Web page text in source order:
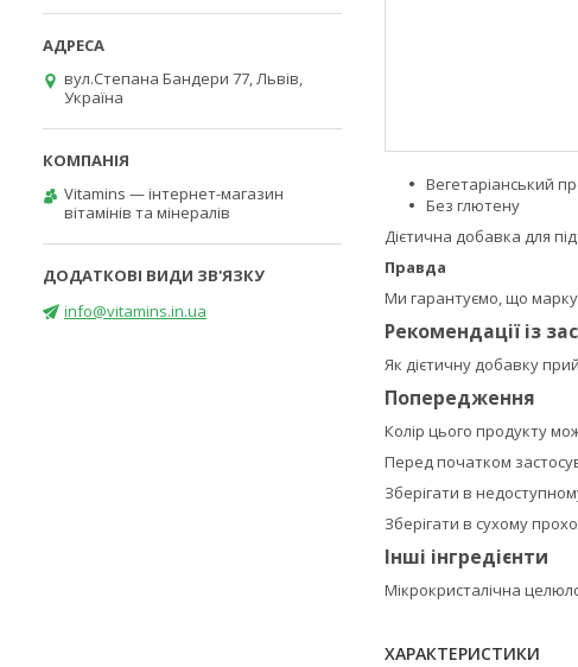
Вегетаріанський
Без глютену
Дієтична добавка для
Правда
Ми гарантуємо, що
Рекомендації із
Як дієтичну добавку
Попередження
Колір цього продукту
Перед початком
Зберігати в
Зберігати в сухому
Інші інгредієнти
Мікрокристалічна
ХАРАКТЕРИСТИКИ
вул.Степана Бандери 77, Львів,
Україна
Vitamins — інтернет-магазин
вітамінів та мінералів
info@vitamins.in.ua